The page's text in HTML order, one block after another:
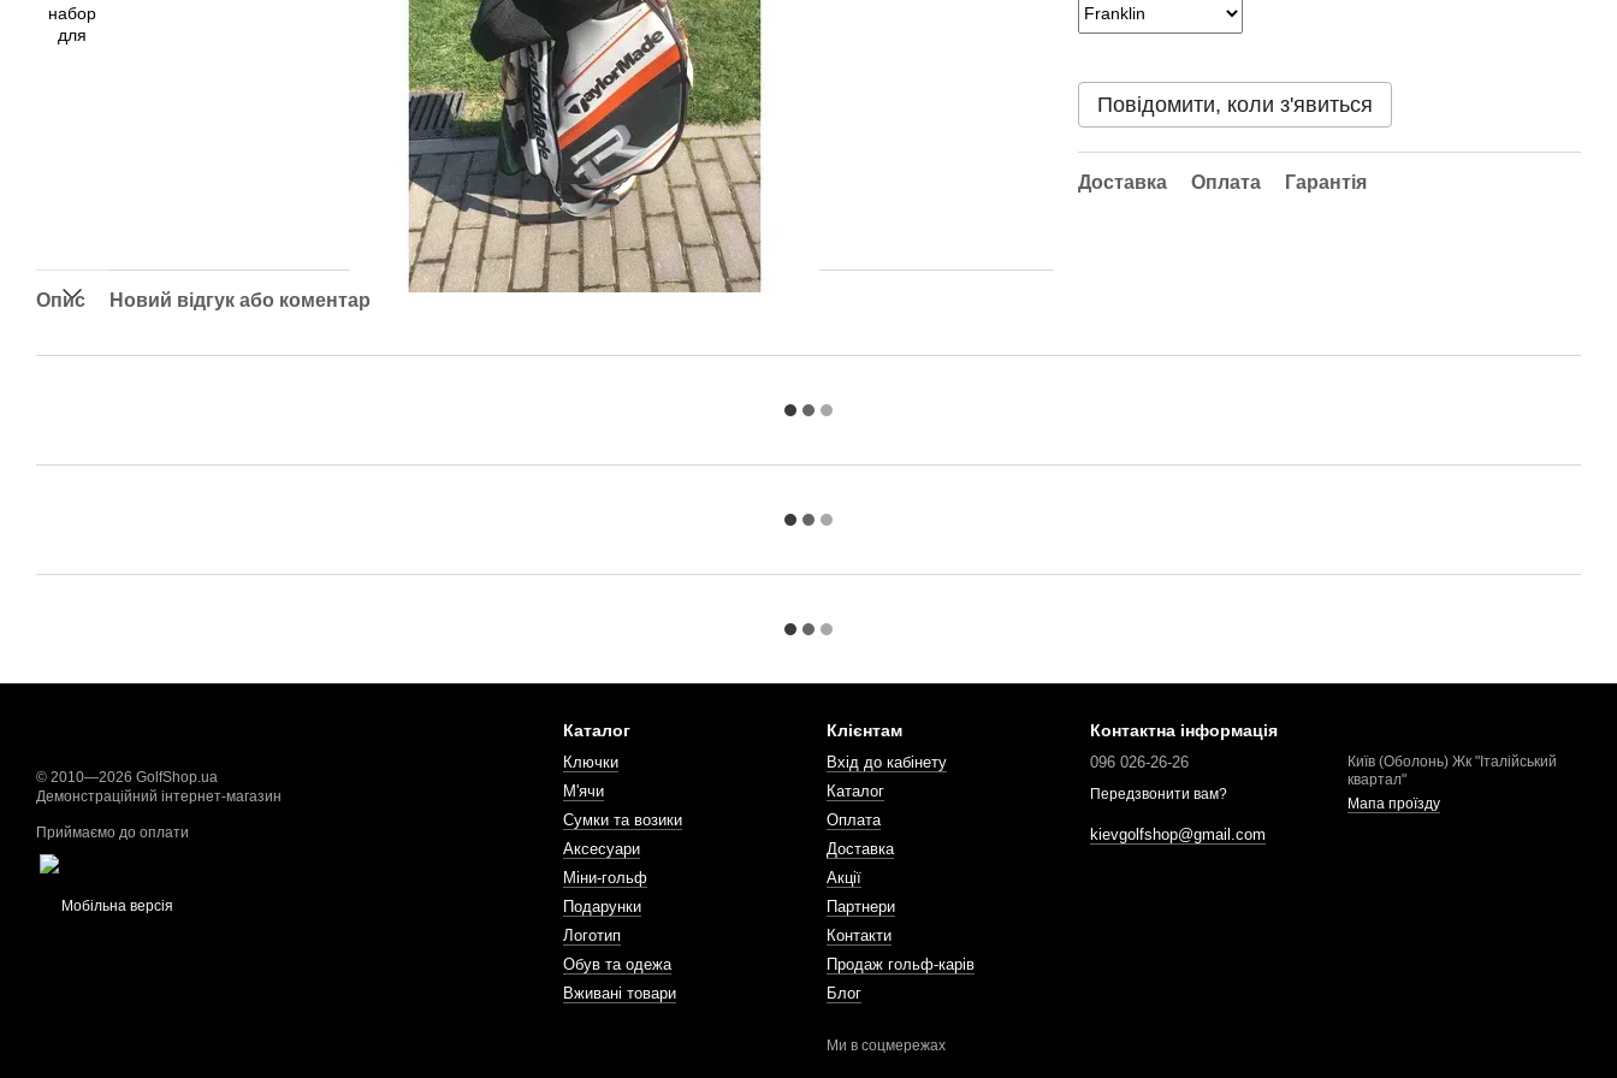
Опис Новий відгук або коментар
Повідомити, коли з'явиться
Доставка Оплата Гарантія
© 2010—2026 GolfShop.ua
Демонстраційний інтернет-магазин
Приймаємо до оплати
Мобільна версія
Каталог
Ключки
М'ячи
Сумки та возики
Аксесуари
Міни-гольф
Подарунки
Логотип
Обув та одежа
Вживані товари
Клієнтам
Вхід до кабінету
Каталог
Оплата
Доставка
Акції
Партнери
Контакти
Продаж гольф-карів
Блог
Ми в соцмережах
Контактна інформація
096 026-26-26
Передзвонити вам?
kievgolfshop@gmail.com
Київ (Оболонь) Жк "Італійський
квартал"
Мапа проїзду